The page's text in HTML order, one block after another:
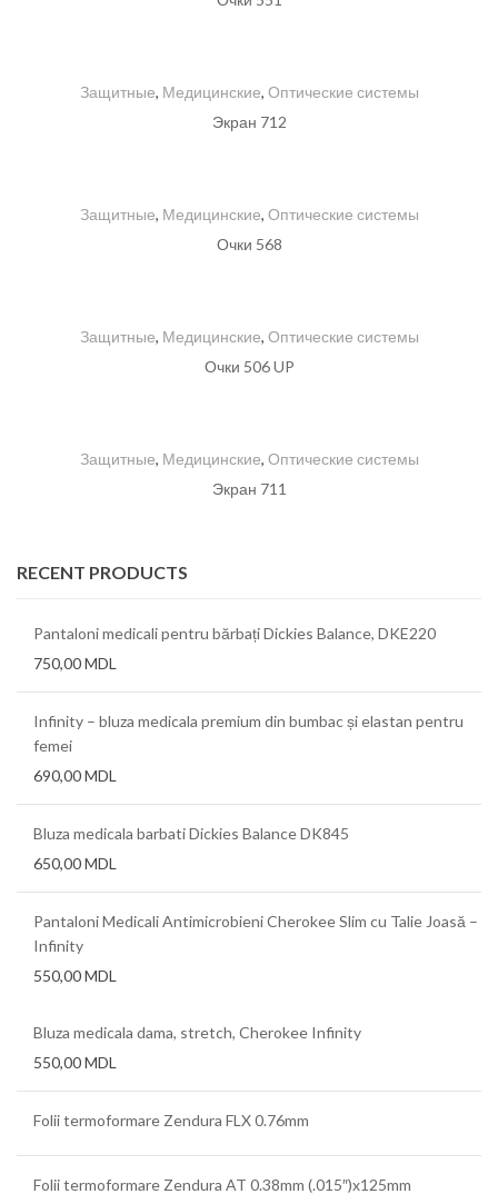
Защитные, Медицинские, Оптические системы
Экран 712
Защитные, Медицинские, Оптические системы
Очки 568
Защитные, Медицинские, Оптические системы
Очки 506 UP
Защитные, Медицинские, Оптические системы
Экран 711
RECENT PRODUCTS
Pantaloni medicali pentru bărbați Dickies Balance, DKE220
750,00MDL
Infinity – bluza medicala premium din bumbac și elastan pentru
femei
690,00MDL
Bluza medicala barbati Dickies Balance DK845
650,00MDL
Pantaloni Medicali Antimicrobieni Cherokee Slim cu Talie Joasă –
Infinity
550,00MDL
Bluza medicala dama, stretch, Cherokee Infinity
550,00MDL
Folii termoformare Zendura FLX 0.76mm
Folii termoformare Zendura AT 0.38mm (.015″)x125mm